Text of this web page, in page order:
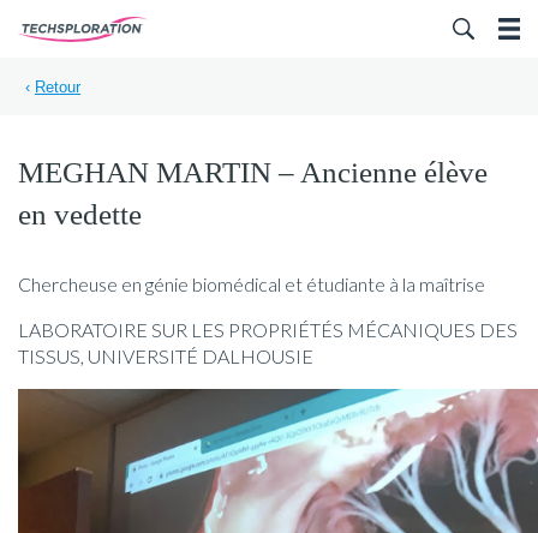
‹ Retour
MEGHAN MARTIN – Ancienne élève
en vedette
Chercheuse en génie biomédical et étudiante à la maîtrise
LABORATOIRE SUR LES PROPRIÉTÉS MÉCANIQUES DES
TISSUS, UNIVERSITÉ DALHOUSIE